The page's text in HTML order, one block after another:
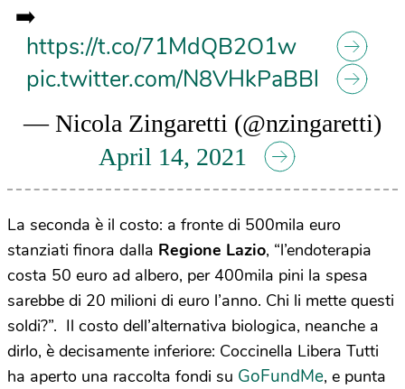
➡️
https://t.co/71MdQB2O1w
pic.twitter.com/N8VHkPaBBl
— Nicola Zingaretti (@nzingaretti)
April 14, 2021
La seconda è il costo: a fronte di 500mila euro
stanziati finora dalla Regione Lazio, “l’endoterapia
costa 50 euro ad albero, per 400mila pini la spesa
sarebbe di 20 milioni di euro l’anno. Chi li mette questi
soldi?”. Il costo dell’alternativa biologica, neanche a
dirlo, è decisamente inferiore: Coccinella Libera Tutti
ha aperto una raccolta fondi su GoFundMe, e punta